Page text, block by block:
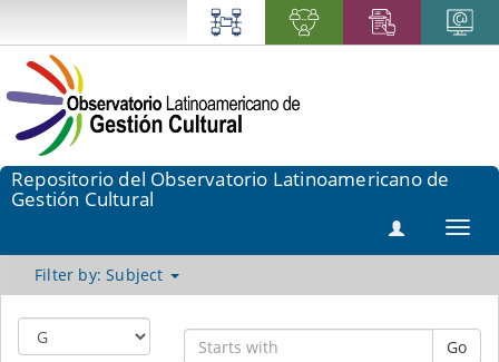
Repositorio del Observatorio Latinoamericano de
Gestión Cultural
Filter by: Subject
Go